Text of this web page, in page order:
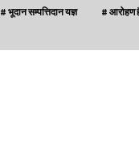
# भूदान सम्पत्तिदान यज्ञ # आरोहण